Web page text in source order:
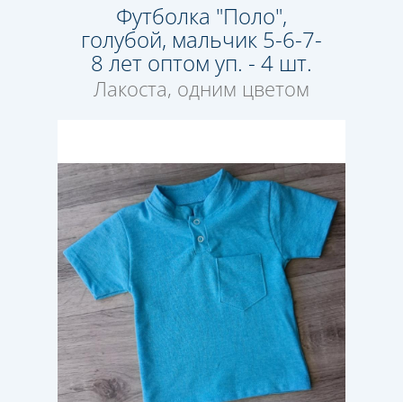
Футболка "Поло",
голубой, мальчик 5-6-7-
8 лет оптом уп. - 4 шт.
Лакоста, одним цветом